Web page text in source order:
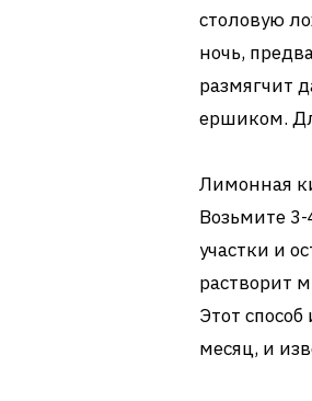
столовую
ночь,
размягчит
ершиком.
Лимонная
Возьмите
участки и
растворит
Этот
месяц, и